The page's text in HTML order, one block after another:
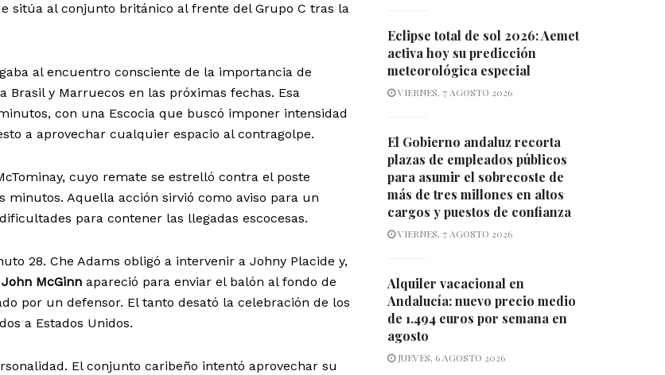
sitúa al conjunto británico al frente del Grupo C tras la
al encuentro consciente de la importancia de
y Marruecos en las próximas fechas. Esa
con una Escocia que buscó imponer intensidad
a aprovechar cualquier espacio al contragolpe.
cuyo remate se estrelló contra el poste
minutos. Aquella acción sirvió como aviso para un
para contener las llegadas escocesas.
28. Che Adams obligó a intervenir a Johny Placide y,
John McGinn apareció para enviar el balón al fondo de
por un defensor. El tanto desató la celebración de los
a Estados Unidos.
El conjunto caribeño intentó aprovechar su
Eclipse total de sol 2026: Aemet
activa hoy su predicción
meteorológica especial
VIERNES, 7 AGOSTO 2026
El Gobierno andaluz recorta
plazas de empleados públicos
para asumir el sobrecoste de
más de tres millones en altos
cargos y puestos de confianza
VIERNES, 7 AGOSTO 2026
Alquiler vacacional en
Andalucía: nuevo precio medio
de 1.494 euros por semana en
agosto
JUEVES, 6 AGOSTO 2026